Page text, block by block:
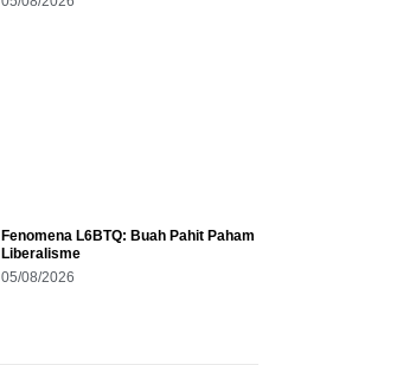
Fenomena L6BTQ: Buah Pahit Paham
Liberalisme
05/08/2026